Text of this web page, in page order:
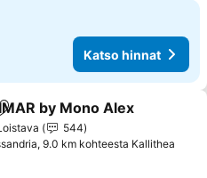
Katso hinnat
suosikkeihin
by Mono Alex
544
9.0 km kohteesta Kallithea